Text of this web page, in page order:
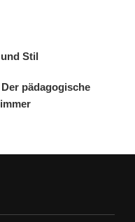
Stil
pädagogische